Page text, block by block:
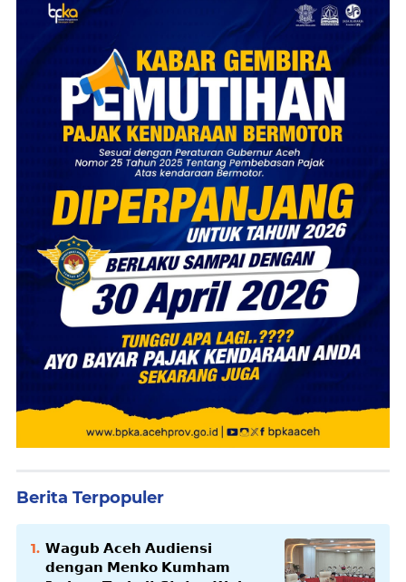
Berita Terpopuler
𝗪𝗮𝗴𝘂𝗯 𝗔𝗰𝗲𝗵 𝗔𝘂𝗱𝗶𝗲𝗻𝘀𝗶
𝗱𝗲𝗻𝗴𝗮𝗻 𝗠𝗲𝗻𝗸𝗼 𝗞𝘂𝗺𝗵𝗮𝗺